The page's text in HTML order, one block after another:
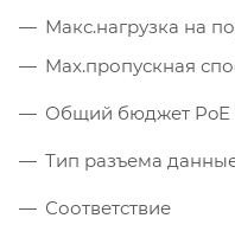
Макс.нагрузка на
Max.пропускная
Общий бюджет PoE
Тип разъема
Соответствие